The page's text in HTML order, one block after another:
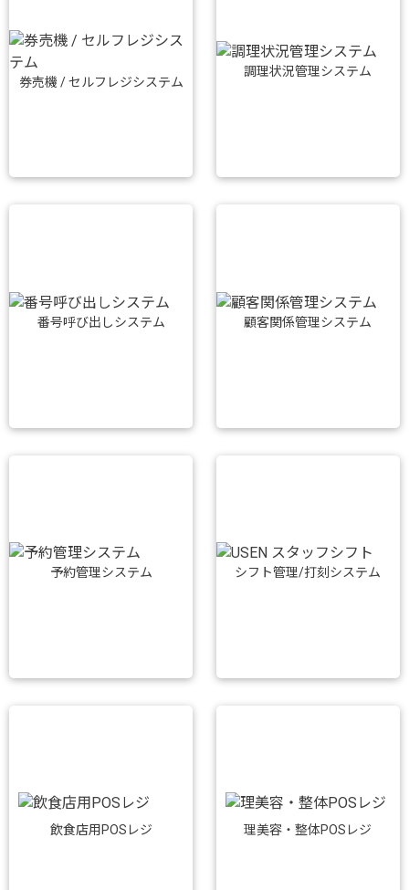
券売機 / セルフレジシステム
調理状況管理システム
番号呼び出しシステム 顧客関係管理システム
予約管理システム シフト管理/打刻システム
飲食店用POSレジ 理美容・整体POSレジ